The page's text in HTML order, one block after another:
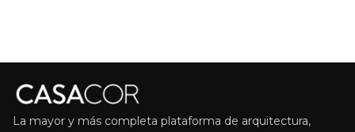
La mayor y más completa plataforma de arquitectura,